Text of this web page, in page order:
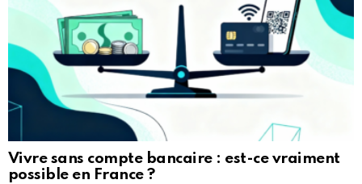
Vivre sans compte bancaire : est-ce vraiment
possible en France ?